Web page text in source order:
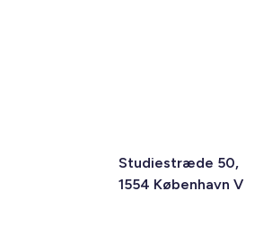
Studiestræde 50,
1554 København V